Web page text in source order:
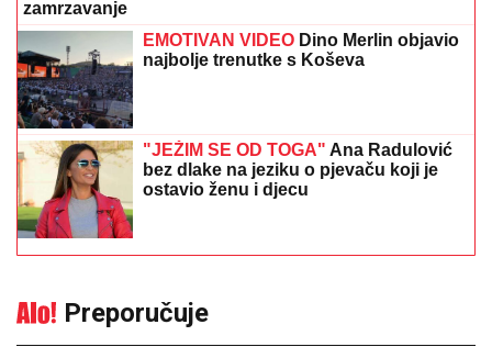
zamrzavanje
EMOTIVAN VIDEO Dino Merlin objavio
najbolje trenutke s Koševa
"JEŽIM SE OD TOGA" Ana Radulović
bez dlake na jeziku o pjevaču koji je
ostavio ženu i djecu
Preporučuje